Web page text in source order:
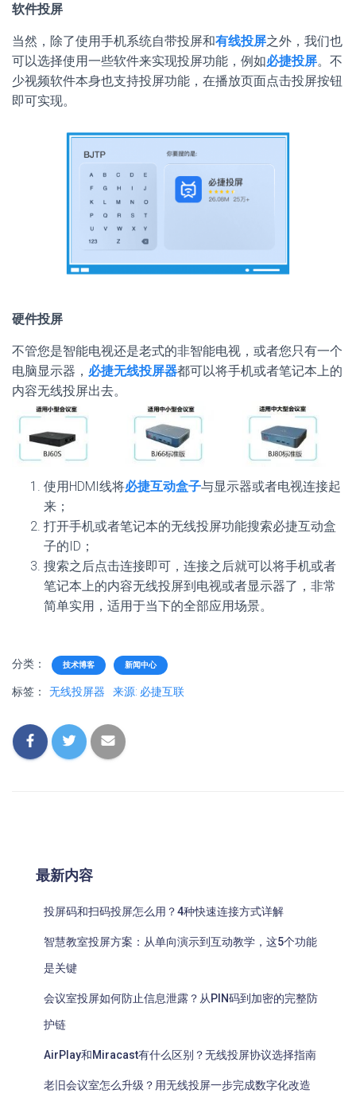
软件投屏
当然，除了使用手机系统自带投屏和有线投屏之外，我们也
可以选择使用一些软件来实现投屏功能，例如必捷投屏。 不
少视频软件本身也支持投屏功能，在播放页面点击投屏按钮
即可实现。
硬件投屏
不管您是智能电视还是老式的非智能电视，或者您只有一个
电脑显示器， 必捷无线投屏器都可以将手机或者笔记本上的
内容无线投屏出去。
使用HDMI线将必捷互动盒子与显示器或者电视连接起
来；
打开手机或者笔记本的无线投屏功能搜索必捷互动盒
子的ID；
搜索之后点击连接即可，连接之后就可以将手机或者
笔记本上的内容无线投屏到电视或者显示器了，非常
简单实用，适用于当下的全部应用场景。
分类： 技术博客 新闻中心
标签： 无线投屏器 来源: 必捷互联
最新内容
投屏码和扫码投屏怎么用？4种快速连接方式详解
智慧教室投屏方案：从单向演示到互动教学，这5个功能
是关键
会议室投屏如何防止信息泄露？从PIN码到加密的完整防
护链
AirPlay和Miracast有什么区别？无线投屏协议选择指南
老旧会议室怎么升级？用无线投屏一步完成数字化改造